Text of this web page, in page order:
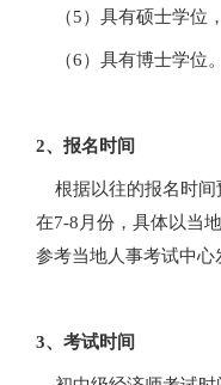
（5）具有硕士学位
（6）具有博士学位。
2、报名时间
根据以往的报名时间
在7-8月份，具体以当
参考当地人事考试中心
3、考试时间